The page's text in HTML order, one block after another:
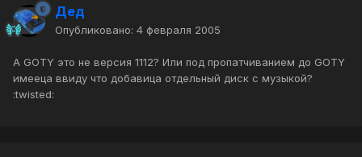
Дед
Опубликовано: 4 февраля 2005
А GOTY это не версия 1112? Или под пропатчиванием до GOTY
имееца ввиду что добавица отдельный диск с музыкой?
:twisted: